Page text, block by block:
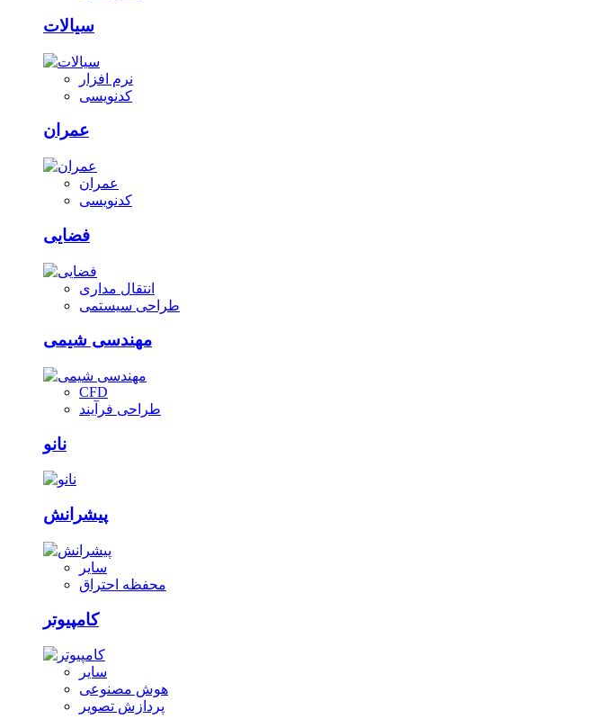
سیالات
نرم افزار
کدنویسی
عمران
عمران
کدنویسی
فضایی
انتقال مداری
طراحی سیستمی
مهندسی شیمی
CFD
طراحی فرآیند
نانو
پیشرانش
سایر
محفظه احتراق
کامپیوتر
سایر
هوش مصنوعی
پردازش تصویر